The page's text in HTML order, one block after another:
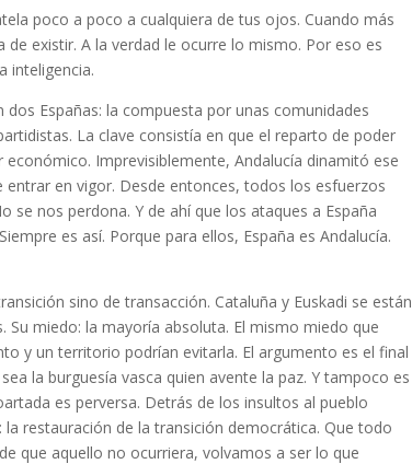
poco a poco a cualquiera de tus ojos. Cuando más
existir. A la verdad le ocurre lo mismo. Por eso es
inteligencia.
Españas: la compuesta por unas comunidades
La clave consistía en que el reparto de poder
Imprevisiblemente, Andalucía dinamitó ese
en vigor. Desde entonces, todos los esfuerzos
nos perdona. Y de ahí que los ataques a España
es así. Porque para ellos, España es Andalucía.
sino de transacción. Cataluña y Euskadi se están
miedo: la mayoría absoluta. El mismo miedo que
y un territorio podrían evitarla. El argumento es el final
la burguesía vasca quien avente la paz. Y tampoco es
es perversa. Detrás de los insultos al pueblo
restauración de la transición democrática. Que todo
que aquello no ocurriera, volvamos a ser lo que